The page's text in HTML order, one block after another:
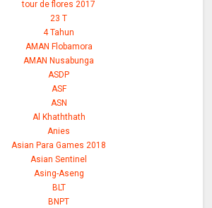
tour de flores 2017
23 T
4 Tahun
AMAN Flobamora
AMAN Nusabunga
ASDP
ASF
ASN
Al Khaththath
Anies
Asian Para Games 2018
Asian Sentinel
Asing-Aseng
BLT
BNPT